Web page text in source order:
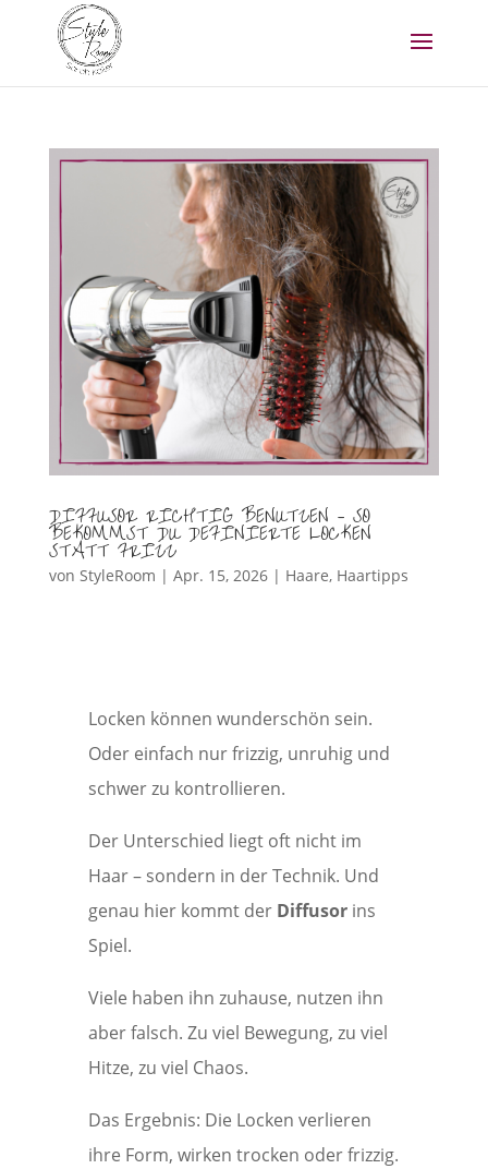
DIFFUSOR RICHTIG BENUTZEN – SO
BEKOMMST DU DEFINIERTE LOCKEN
STATT FRIZZ
von StyleRoom | Apr. 15, 2026| Haare, Haartipps
Locken können wunderschön sein.
Oder einfach nur frizzig, unruhig und
schwer zu kontrollieren.
Der Unterschied liegt oft nicht im
Haar – sondern in der Technik. Und
genau hier kommt der Diffusorins
Spiel.
Viele haben ihn zuhause, nutzen ihn
aber falsch. Zu viel Bewegung, zu viel
Hitze, zu viel Chaos.
Das Ergebnis: Die Locken verlieren
ihre Form, wirken trocken oder frizzig.